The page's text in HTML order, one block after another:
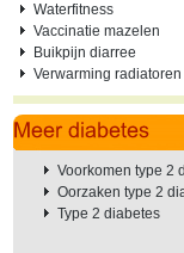
Waterfitness
Vaccinatie mazelen
Buikpijn diarree
Verwarming radiatoren
Voorkomen type 2
Oorzaken type 2
Type 2 diabetes